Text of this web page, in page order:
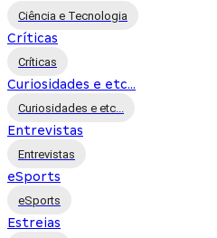
Ciência e Tecnologia
Críticas
Críticas
Curiosidades e etc...
Curiosidades e etc...
Entrevistas
Entrevistas
eSports
eSports
Estreias